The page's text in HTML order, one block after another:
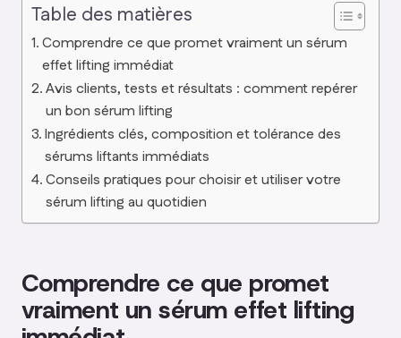
Table des matières
Comprendre ce que promet vraiment un sérum
effet lifting immédiat
Avis clients, tests et résultats : comment repérer
un bon sérum lifting
Ingrédients clés, composition et tolérance des
sérums liftants immédiats
Conseils pratiques pour choisir et utiliser votre
sérum lifting au quotidien
Comprendre ce que promet
vraiment un sérum effet lifting